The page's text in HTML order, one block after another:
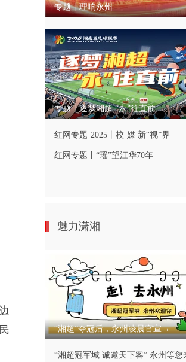
专题丨理响永州
专题丨逐梦湘超 “永”往直前
红网专题·2025丨校·媒 新“视”界
红网专题丨“瑶”望江华70年
魅力潇湘
“湘超”夺冠后，永州凌晨官宣→
“湘超冠军城 诚邀天下客” 永州等您